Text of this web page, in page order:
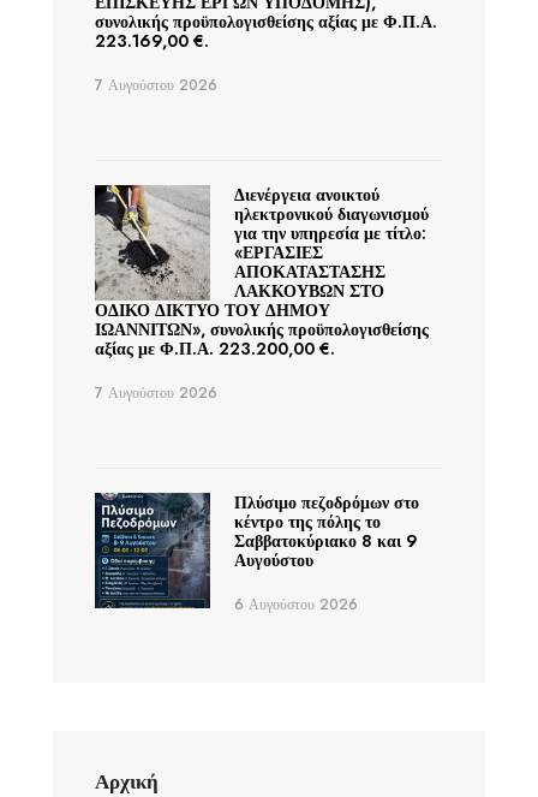
συνολικής προϋπολογισθείσης αξίας με Φ.Π.Α.
223.169,00 €.
7 Αυγούστου 2026
Διενέργεια ανοικτού
ηλεκτρονικού διαγωνισμού
για την υπηρεσία με τίτλο:
«ΕΡΓΑΣΙΕΣ
ΑΠΟΚΑΤΑΣΤΑΣΗΣ
ΛΑΚΚΟΥΒΩΝ ΣΤΟ
ΟΔΙΚΟ ΔΙΚΤΥΟ ΤΟΥ ΔΗΜΟΥ
ΙΩΑΝΝΙΤΩΝ», συνολικής προϋπολογισθείσης
αξίας με Φ.Π.Α. 223.200,00 €.
7 Αυγούστου 2026
Πλύσιμο πεζοδρόμων στο
κέντρο της πόλης το
Σαββατοκύριακο 8 και 9
Αυγούστου
6 Αυγούστου 2026
Αρχική